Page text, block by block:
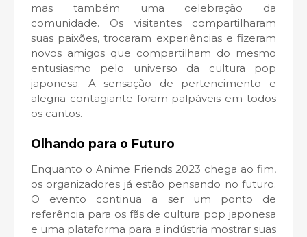
mas também uma celebração da
comunidade. Os visitantes compartilharam
suas paixões, trocaram experiências e fizeram
novos amigos que compartilham do mesmo
entusiasmo pelo universo da cultura pop
japonesa. A sensação de pertencimento e
alegria contagiante foram palpáveis em todos
os cantos.
Olhando para o Futuro
Enquanto o Anime Friends 2023 chega ao fim,
os organizadores já estão pensando no futuro.
O evento continua a ser um ponto de
referência para os fãs de cultura pop japonesa
e uma plataforma para a indústria mostrar suas